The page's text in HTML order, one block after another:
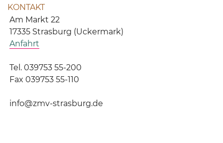
KONTAKT
Am Markt 22
17335 Strasburg (Uckermark)
Anfahrt
Tel. 039753 55-200
Fax 039753 55-110
info@zmv-strasburg.de